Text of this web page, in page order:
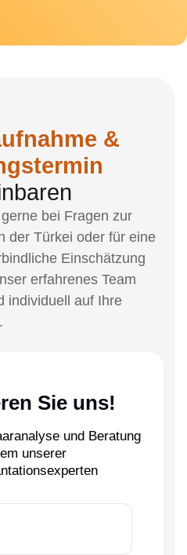
&
bei Fragen zur
der Türkei oder für eine
Einschätzung
erfahrenes Team
individuell auf Ihre
Sie uns!
und Beratung
unserer